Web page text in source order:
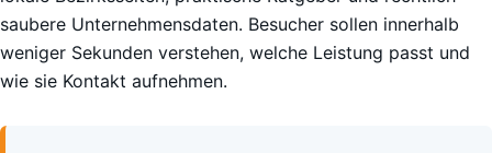
saubere Unternehmensdaten. Besucher sollen innerhalb
weniger Sekunden verstehen, welche Leistung passt und
wie sie Kontakt aufnehmen.